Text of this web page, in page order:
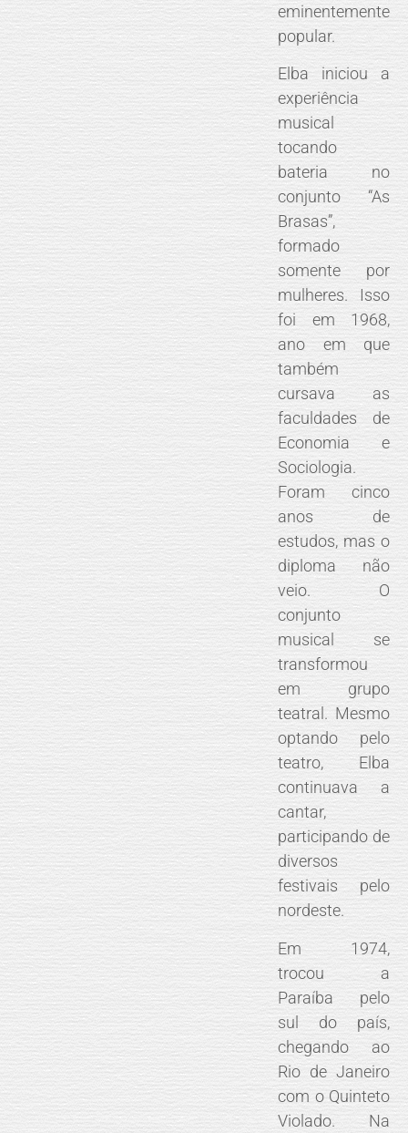
eminentemente
popular.
Elba iniciou a
experiência
musical
tocando
bateria no
conjunto “As
Brasas”,
formado
somente por
mulheres. Isso
foi em 1968,
ano em que
também
cursava as
faculdades de
Economia e
Sociologia.
Foram cinco
anos de
estudos, mas o
diploma não
veio. O
conjunto
musical se
transformou
em grupo
teatral. Mesmo
optando pelo
teatro, Elba
continuava a
cantar,
participando de
diversos
festivais pelo
nordeste.
Em 1974,
trocou a
Paraíba pelo
sul do país,
chegando ao
Rio de Janeiro
com o Quinteto
Violado. Na